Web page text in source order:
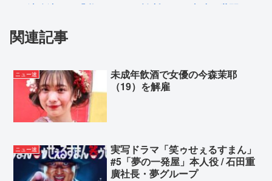
渡邊渚さん「私がPTSDと診断された当時、世間では
【画像】本田望結の妹、本田望結より実ってしまう
しちゃだめぇ…」ワイ「加害にも触れたら？」
Powered by livedoor 相互RSS
関連記事
ニュー速
未成年飲酒で女優の今森茉耶
（19）を解雇
ニュー速
実写ドラマ「笑ゥせぇるすまん」
#5「夢の一発屋」本人役 / 石田重
廣社長・夢グループ